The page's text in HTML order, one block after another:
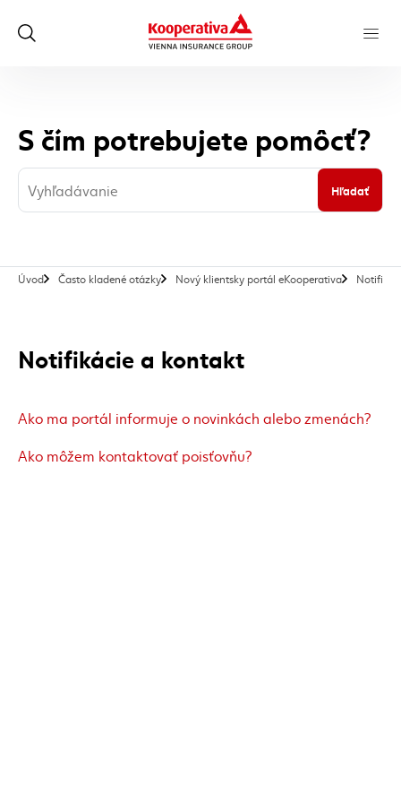
S čím potrebujete pomôcť?
Hľadať
Úvod Často kladené otázky Nový klientsky portál eKooperativa
Notifikácie a kontakt
Ako ma portál informuje o novinkách alebo zmenách?
Ako môžem kontaktovať poisťovňu?